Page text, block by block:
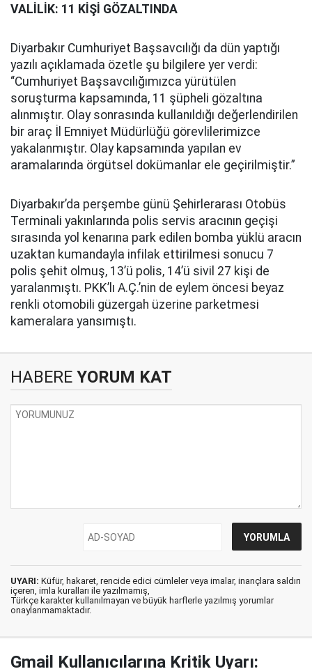
VALİLİK: 11 KİŞİ GÖZALTINDA
Diyarbakır Cumhuriyet Başsavcılığı da dün yaptığı
yazılı açıklamada özetle şu bilgilere yer verdi:
“Cumhuriyet Başsavcılığımızca yürütülen
soruşturma kapsamında, 11 şüpheli gözaltına
alınmıştır. Olay sonrasında kullanıldığı değerlendirilen
bir araç İl Emniyet Müdürlüğü görevlilerimizce
yakalanmıştır. Olay kapsamında yapılan ev
aramalarında örgütsel dokümanlar ele geçirilmiştir.”
Diyarbakır’da perşembe günü Şehirlerarası Otobüs
Terminali yakınlarında polis servis aracının geçişi
sırasında yol kenarına park edilen bomba yüklü aracın
uzaktan kumandayla infilak ettirilmesi sonucu 7
polis şehit olmuş, 13’ü polis, 14’ü sivil 27 kişi de
yaralanmıştı. PKK’lı A.Ç.’nin de eylem öncesi beyaz
renkli otomobili güzergah üzerine parketmesi
kameralara yansımıştı.
HABERE YORUM KAT
UYARI: Küfür, hakaret, rencide edici cümleler veya imalar, inançlara saldırı
içeren, imla kuralları ile yazılmamış,
Türkçe karakter kullanılmayan ve büyük harflerle yazılmış yorumlar
onaylanmamaktadır.
Gmail Kullanıcılarına Kritik Uyarı: